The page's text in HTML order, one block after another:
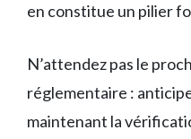
en constitue un pilier
N’attendez pas le
réglementaire :
maintenant la